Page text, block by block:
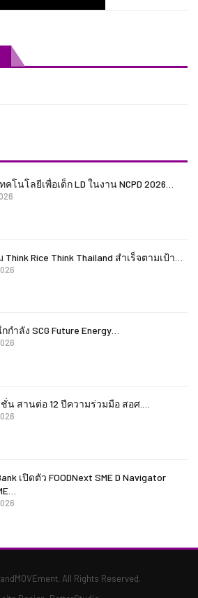
คโนโลยีเพื่อเด็ก LD ในงาน NCPD 2026…
Think Rice Think Thailand สำเร็จตามเป้า…
กกำลัง SCG Future Energy…
น สานต่อ 12 ปีความร่วมมือ สอศ.…
เปิดตัว FOODNext SME D Navigator
All Rights Reserved.